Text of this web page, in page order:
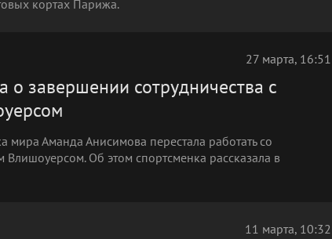
кортах Парижа.
27 марта, 16:51
завершении сотрудничества с
мира Аманда Анисимова перестала работать со
Об этом спортсменка рассказала в
11 марта, 10:32